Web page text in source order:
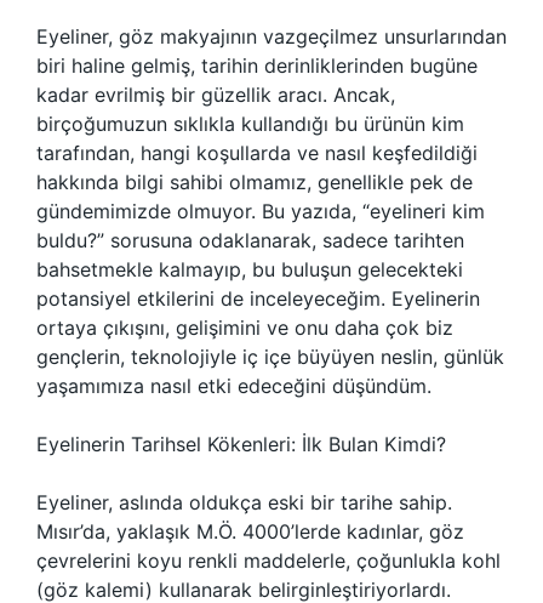
Eyeliner, göz makyajının vazgeçilmez unsurlarından
biri haline gelmiş, tarihin derinliklerinden bugüne
kadar evrilmiş bir güzellik aracı. Ancak,
birçoğumuzun sıklıkla kullandığı bu ürünün kim
tarafından, hangi koşullarda ve nasıl keşfedildiği
hakkında bilgi sahibi olmamız, genellikle pek de
gündemimizde olmuyor. Bu yazıda, “eyelineri kim
buldu?” sorusuna odaklanarak, sadece tarihten
bahsetmekle kalmayıp, bu buluşun gelecekteki
potansiyel etkilerini de inceleyeceğim. Eyelinerin
ortaya çıkışını, gelişimini ve onu daha çok biz
gençlerin, teknolojiyle iç içe büyüyen neslin, günlük
yaşamımıza nasıl etki edeceğini düşündüm.
Eyelinerin Tarihsel Kökenleri: İlk Bulan Kimdi?
Eyeliner, aslında oldukça eski bir tarihe sahip.
Mısır’da, yaklaşık M.Ö. 4000’lerde kadınlar, göz
çevrelerini koyu renkli maddelerle, çoğunlukla kohl
(göz kalemi) kullanarak belirginleştiriyorlardı.